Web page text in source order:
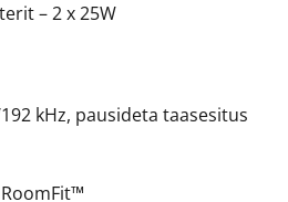
– 2 x 25W
kHz, pausideta taasesitus